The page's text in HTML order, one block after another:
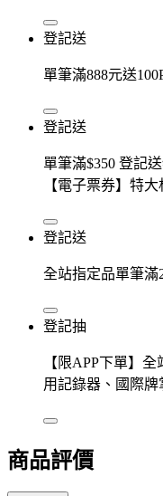
登記送
單筆滿888元送
登記送
單筆滿$350 登記
【電子票券】特
登記送
全站指定品單筆滿
登記抽
【限APP下單】
用記錄器、國際
商品評價